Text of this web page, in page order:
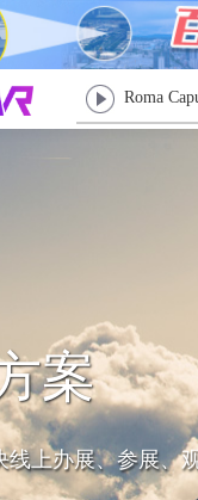
Roma
案
线上办展、参展、